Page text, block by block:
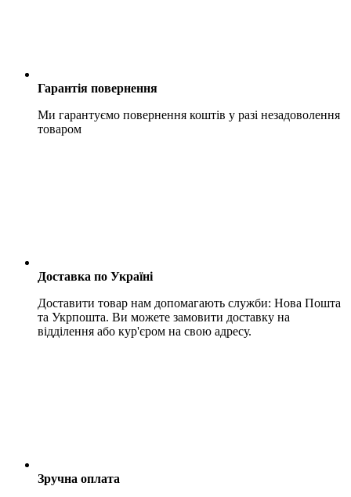
Гарантія повернення
Ми гарантуємо повернення коштів у разі незадоволення
товаром
Доставка по Україні
Доставити товар нам допомагають служби: Нова Пошта
та Укрпошта. Ви можете замовити доставку на
відділення або кур'єром на свою адресу.
Зручна оплата